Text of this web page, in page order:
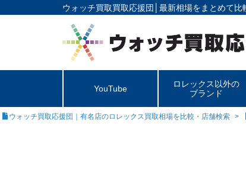
ウォッチ買取買取応援団│ 最新相場をまとめて比
YouTube
ロレックス以外の
ブランド
ウォッチ買取応援団｜有名店のロレックス買取相場を比較・店舗検索